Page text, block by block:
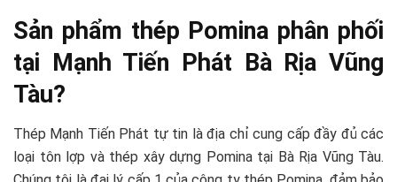
Sản phẩm thép Pomina phân phối
tại Mạnh Tiến Phát Bà Rịa Vũng
Tàu?
Thép Mạnh Tiến Phát tự tin là địa chỉ cung cấp đầy đủ các
loại tôn lợp và thép xây dựng Pomina tại Bà Rịa Vũng Tàu.